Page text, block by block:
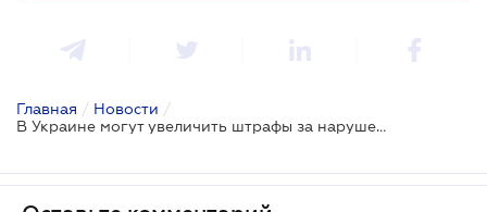
Главная / Новости /
В Украине могут увеличить штрафы за нарушение водоохранного законодательства